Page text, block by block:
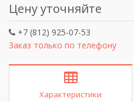
Цену уточняйте
+7 (812) 925-07-53
Заказ только по телефону
Характеристики